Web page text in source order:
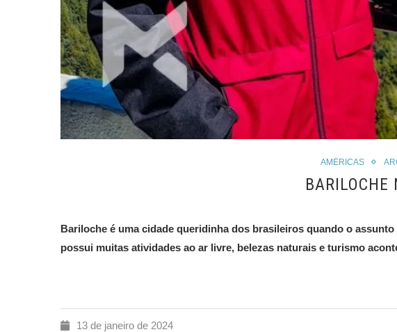
AMÉRICAS
BARILOCHE
Bariloche é uma cidade queridinha dos brasileiros quando o
possui muitas atividades ao ar livre, belezas naturais e turismo
13 de janeiro de 2024